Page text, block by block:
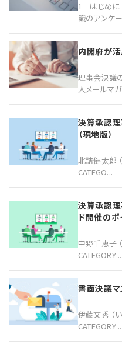
1 はじめに
識のアンケ
内閣府が
理事会決議
人メールマ
決算承認
（現地版）
北詰健太郎
CATEGO...
決算承認理
ド開催のポ
中野千恵子
CATEGORY
書面決議
伊藤文秀 （
CATEGORY